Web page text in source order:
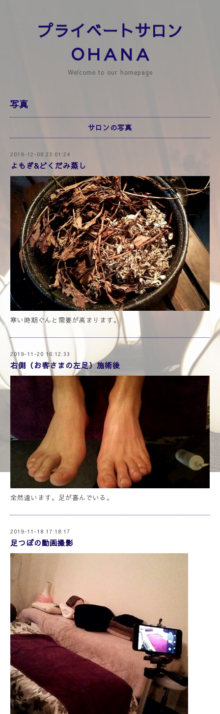
プライベートサロン
ＯＨＡＮＡ
Welcome to our homepage
写真
サロンの写真
2019-12-08 23:01:24
よもぎ&どくだみ蒸し
寒い時期ぐんと需要が高まります。
2019-11-20 16:12:33
右側（お客さまの左足）施術後
全然違います。足が喜んでいる。
2019-11-18 17:18:17
足つぼの動画撮影